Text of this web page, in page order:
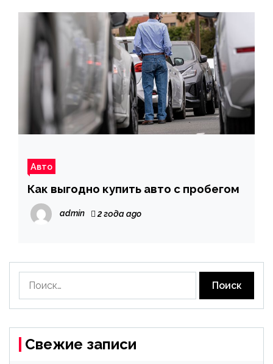
Авто
Как выгодно купить авто с пробегом
admin 2 года ago
Свежие записи